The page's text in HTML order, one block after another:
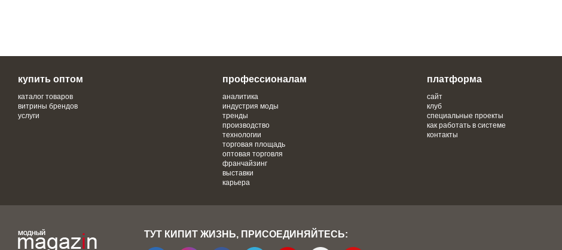
купить оптом
каталог товаров
витрины брендов
услуги
профессионалам
аналитика
индустрия моды
тренды
производство
технологии
торговая площадь
оптовая торговля
франчайзинг
выставки
карьера
платформа
сайт
клуб
специальные проекты
как работать в системе
контакты
ТУТ КИПИТ ЖИЗНЬ, ПРИСОЕДИНЯЙТЕСЬ: